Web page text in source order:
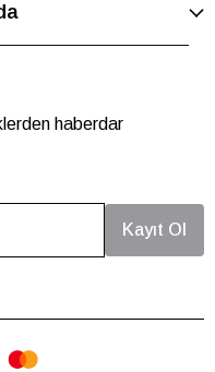
haberdar
Kayıt Ol